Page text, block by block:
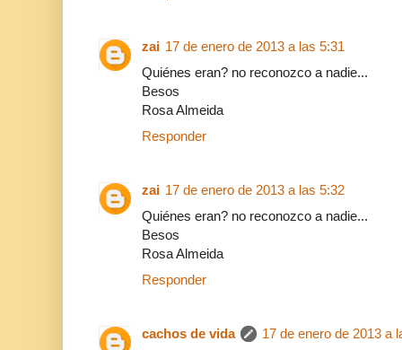
zai 17 de enero de 2013 a las 5:31
Quiénes eran? no reconozco a nadie...
Besos
Rosa Almeida
Responder
zai 17 de enero de 2013 a las 5:32
Quiénes eran? no reconozco a nadie...
Besos
Rosa Almeida
Responder
cachos de vida 17 de enero de 2013 a